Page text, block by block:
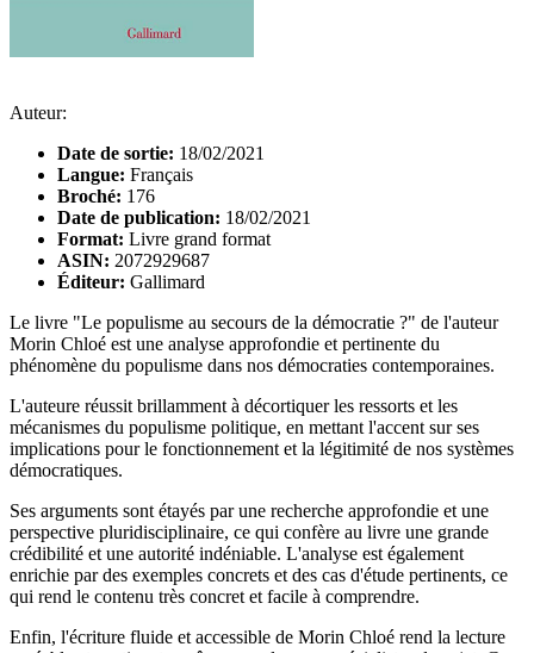
Auteur:
Date de sortie: 18/02/2021
Langue: Français
Broché: 176
Date de publication: 18/02/2021
Format: Livre grand format
ASIN: 2072929687
Éditeur: Gallimard
Le livre "Le populisme au secours de la démocratie ?" de l'auteur
Morin Chloé est une analyse approfondie et pertinente du
phénomène du populisme dans nos démocraties contemporaines.
L'auteure réussit brillamment à décortiquer les ressorts et les
mécanismes du populisme politique, en mettant l'accent sur ses
implications pour le fonctionnement et la légitimité de nos systèmes
démocratiques.
Ses arguments sont étayés par une recherche approfondie et une
perspective pluridisciplinaire, ce qui confère au livre une grande
crédibilité et une autorité indéniable. L'analyse est également
enrichie par des exemples concrets et des cas d'étude pertinents, ce
qui rend le contenu très concret et facile à comprendre.
Enfin, l'écriture fluide et accessible de Morin Chloé rend la lecture